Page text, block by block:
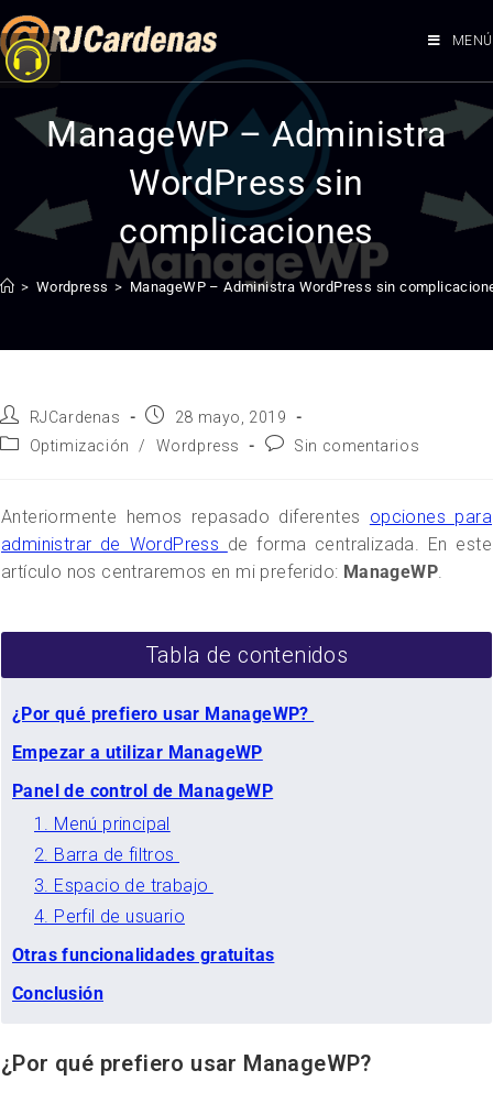
MENÚ
ManageWP – Administra
WordPress sin
complicaciones
> Wordpress > ManageWP – Administra WordPress sin
RJCardenas
28 mayo, 2019
Optimización
/ Wordpress Sin comentarios
Anteriormente hemos repasado diferentes opciones para
administrar de WordPress de forma centralizada. En este
artículo nos centraremos en mi preferido: ManageWP.
Tabla de contenidos
¿Por qué prefiero usar ManageWP?
Empezar a utilizar ManageWP
Panel de control de ManageWP
1. Menú principal
2. Barra de filtros
3. Espacio de trabajo
4. Perfil de usuario
Otras funcionalidades gratuitas
Conclusión
¿Por qué prefiero usar ManageWP?